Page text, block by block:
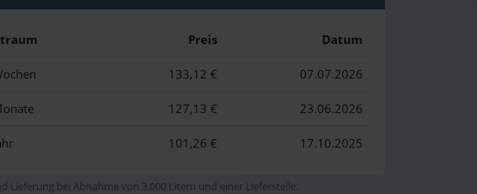
Preis Datum
133,12 € 07.07.2026
127,13 € 23.06.2026
101,26 € 17.10.2025
Lieferung bei Abnahme von 3.000 Litern und einer Lieferstelle.